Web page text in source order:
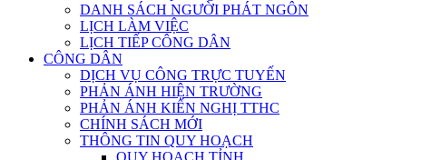
DANH SÁCH NGƯỜI PHÁT NGÔN
LỊCH LÀM VIỆC
LỊCH TIẾP CÔNG DÂN
CÔNG DÂN
DỊCH VỤ CÔNG TRỰC TUYẾN
PHẢN ÁNH HIỆN TRƯỜNG
PHẢN ÁNH KIẾN NGHỊ TTHC
CHÍNH SÁCH MỚI
THÔNG TIN QUY HOẠCH
QUY HOẠCH TỈNH